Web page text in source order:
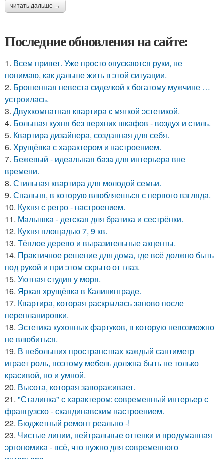
читать дальше →
Последние обновления на сайте:
1. Всем привет. Уже просто опускаются руки, не
понимаю, как дальше жить в этой ситуации.
2. Брошенная невеста сиделкой к богатому мужчине …
устроилась.
3. Двухкомнатная квартира с мягкой эстетикой.
4. Большая кухня без верхних шкафов - воздух и стиль.
5. Квартира дизайнера, созданная для себя.
6. Хрущёвка с характером и настроением.
7. Бежевый - идеальная база для интерьера вне
времени.
8. Стильная квартира для молодой семьи.
9. Спальня, в которую влюбляешься с первого взгляда.
10. Кухня с ретро - настроением.
11. Малышка - детская для братика и сестрёнки.
12. Кухня площадью 7, 9 кв.
13. Тёплое дерево и выразительные акценты.
14. Практичное решение для дома, где всё должно быть
под рукой и при этом скрыто от глаз.
15. Уютная студия у моря.
16. Яркая хрущёвка в Калининграде.
17. Квартира, которая раскрылась заново после
перепланировки.
18. Эстетика кухонных фартуков, в которую невозможно
не влюбиться.
19. В небольших пространствах каждый сантиметр
играет роль, поэтому мебель должна быть не только
красивой, но и умной.
20. Высота, которая завораживает.
21. "Сталинка" с характером: современный интерьер с
французско - скандинавским настроением.
22. Бюджетный ремонт реально -!
23. Чистые линии, нейтральные оттенки и продуманная
эргономика - всё, что нужно для современного